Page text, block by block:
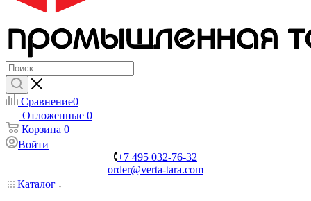
Сравнение0
Отложенные 0
Корзина 0
Войти
+7 495 032-76-32
order@verta-tara.com
Каталог